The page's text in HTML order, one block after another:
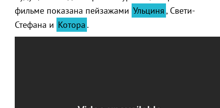
фильме показана пейзажами Ульциня , Свети-
Стефана и Котора .